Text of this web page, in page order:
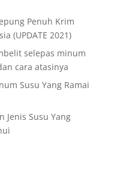
Penuh Krim
(UPDATE 2021)
selepas minum
cara atasinya
Susu Yang Ramai
Jenis Susu Yang